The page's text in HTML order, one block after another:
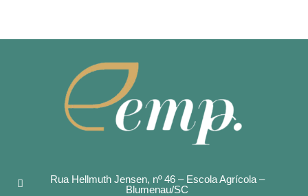
Rua Hellmuth Jensen, nº 46 – Escola Agrícola –
Blumenau/SC